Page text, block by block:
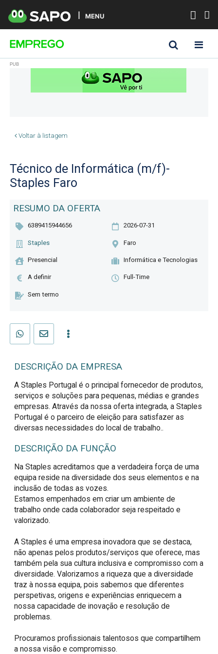
MENU
Voltar à listagem
Técnico de Informática (m/f)-
Staples Faro
RESUMO DA OFERTA
6389415944656 2026-07-31
Staples Faro
Presencial Informática e Tecnologias
A definir Full-Time
Sem termo
DESCRIÇÃO DA EMPRESA
A Staples Portugal é o principal fornecedor de produtos,
serviços e soluções para pequenas, médias e grandes
empresas. Através da nossa oferta integrada, a Staples
Portugal é o parceiro de eleição para satisfazer as
diversas necessidades do local de trabalho..
DESCRIÇÃO DA FUNÇÃO
Na Staples acreditamos que a verdadeira força de uma
equipa reside na diversidade dos seus elementos e na
inclusão de todas as vozes.
Estamos empenhados em criar um ambiente de
trabalho onde cada colaborador seja respeitado e
valorizado.
A Staples é uma empresa inovadora que se destaca,
não apenas pelos produtos/serviços que oferece, mas
também pela sua cultura inclusiva e compromisso com a
diversidade. Valorizamos a riqueza que a diversidade
traz à nossa equipa, pois sabemos que diferentes
perspetivas, origens e experiências enriquecem a
nossa capacidade de inovação e resolução de
problemas.
Procuramos profissionais talentosos que compartilhem
a nossa visão e compromisso.